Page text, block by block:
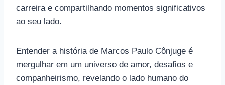
carreira e compartilhando momentos significativos
ao seu lado.
Entender a história de Marcos Paulo Cônjuge é
mergulhar em um universo de amor, desafios e
companheirismo, revelando o lado humano do